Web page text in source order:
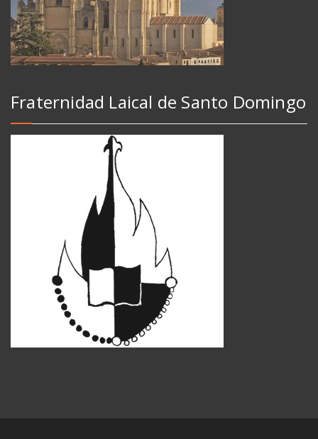
Fraternidad Laical de Santo Domingo